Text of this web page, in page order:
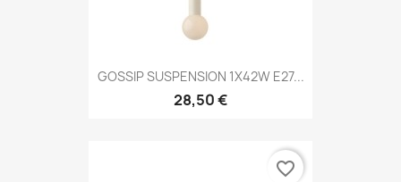
GOSSIP SUSPENSION 1X42W E27...
28,50 €
favorite_border